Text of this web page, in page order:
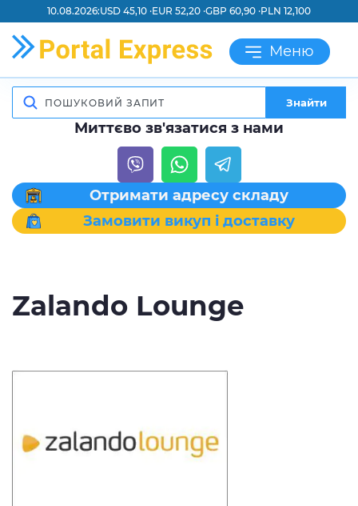
10.08.2026:USD 45,10 ·EUR 52,20 ·GBP 60,90 ·PLN 12,100
Меню
Знайти
Миттєво зв'язатися з нами
Отримати адресу складу
Замовити викуп і доставку
Zalando Lounge